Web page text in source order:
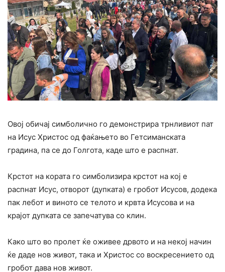
Овој обичај симболично го демонстрира трнливиот пат
на Исус Христос од фаќањето во Гетсиманската
градина, па се до Голгота, каде што е распнат.
Крстот на кората го симболизира крстот на кој е
распнат Исус, отворот (дупката) е гробот Исусов, додека
пак лебот и виното се телото и крвта Исусова и на
крајот дупката се запечатува со клин.
Како што во пролет ќе оживее дрвото и на некој начин
ќе даде нов живот, така и Христос со воскресението од
гробот дава нов живот.